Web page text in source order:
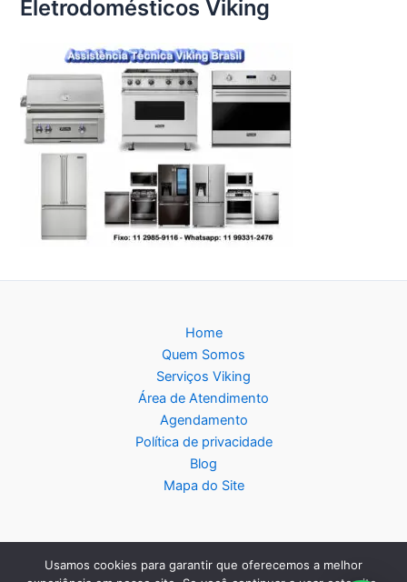
Eletrodomésticos Viking
Home
Quem Somos
Serviços Viking
Área de Atendimento
Agendamento
Política de privacidade
Blog
Mapa do Site
Copyright © 2026 Assistência Técnica Viking - Central de
Usamos cookies para garantir que oferecemos a melhor